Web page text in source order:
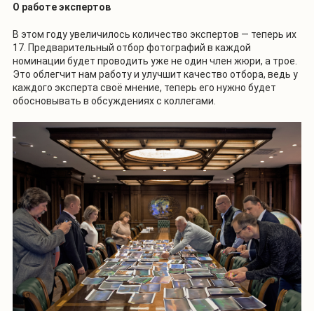
О работе экспертов
В этом году увеличилось количество экспертов — теперь их
17. Предварительный отбор фотографий в каждой
номинации будет проводить уже не один член жюри, а трое.
Это облегчит нам работу и улучшит качество отбора, ведь у
каждого эксперта своё мнение, теперь его нужно будет
обосновывать в обсуждениях с коллегами.